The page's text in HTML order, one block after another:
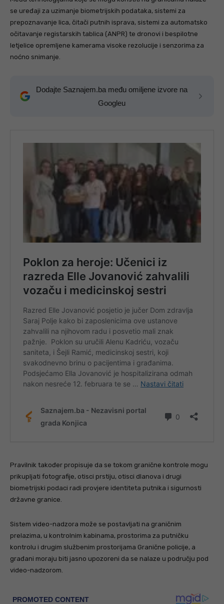
se uređaji za uzimanje biometrijskih podataka, sistemi za
prepoznavanje lica, čitači putnih isprava, sistemi za automatsko
očitavanje registarskih tablica (ANPR) te dronovi i bespilotne
letjelice opremljene kamerama visoke rezolucije i senzorima za
noćno snimanje.
Dodajte Saznajem.ba među omiljene izvore na
Googleu
Pravilnik također propisuje da se tokom granične kontrole mogu
prikupljati fotografije, otisci prstiju, otisci dlanova i drugi
biometrijski podaci radi provjere identiteta putnika i sigurnosti
državne granice.
Sistem video-nadzora može se postavljati na graničnim
prelazima, u kontrolnim kabinama, prostorima za putničku
kontrolu i drugim službenim prostorijama Granične policije, a
građani moraju biti jasno upozoreni da se nalaze u području pod
video-nadzorom.